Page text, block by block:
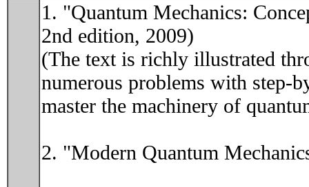
1. "Quantum Mechanics:
2nd edition, 2009)
(The text is richly illustrated
numerous problems with step-
master the machinery of
2. "Modern Quantum